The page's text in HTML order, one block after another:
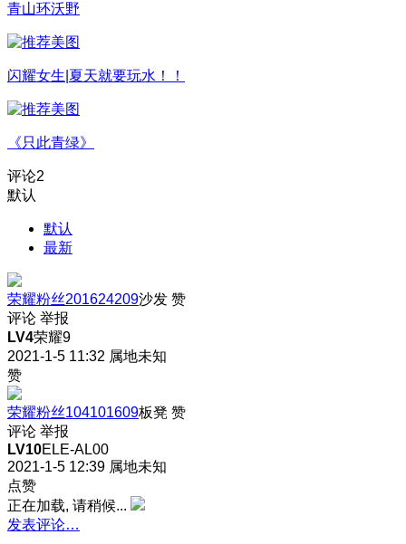
青山环沃野
闪耀女生|夏天就要玩水！！
《只此青绿》
评论2
默认
默认
最新
荣耀粉丝201624209沙发 赞
评论 举报
LV4荣耀9
2021-1-5 11:32 属地未知
赞
荣耀粉丝104101609板凳 赞
评论 举报
LV10ELE-AL00
2021-1-5 12:39 属地未知
点赞
正在加载, 请稍候...
发表评论…